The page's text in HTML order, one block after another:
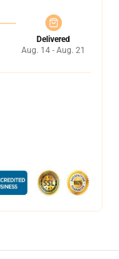
Delivered
Aug. 14 - Aug. 21